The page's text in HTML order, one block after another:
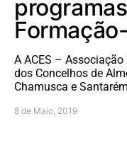
A ACES –
dos Concelhos de
Chamusca e
8 de Maio, 2019